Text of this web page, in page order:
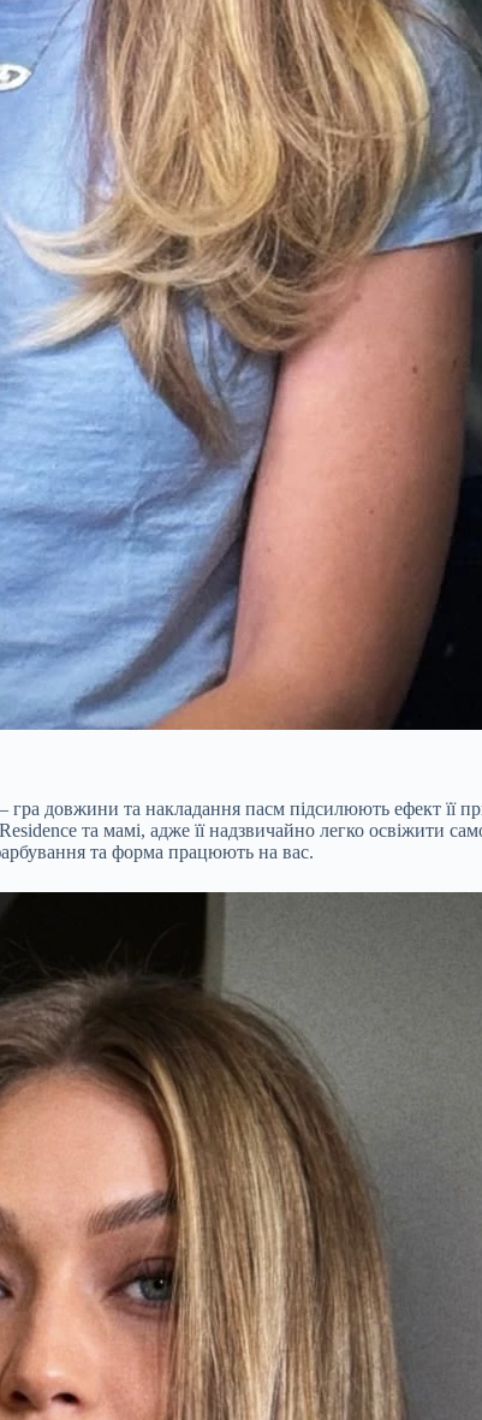
довжини та накладання пасм підсилюють ефект її
та мамі, адже її надзвичайно легко освіжити
та форма працюють на вас.